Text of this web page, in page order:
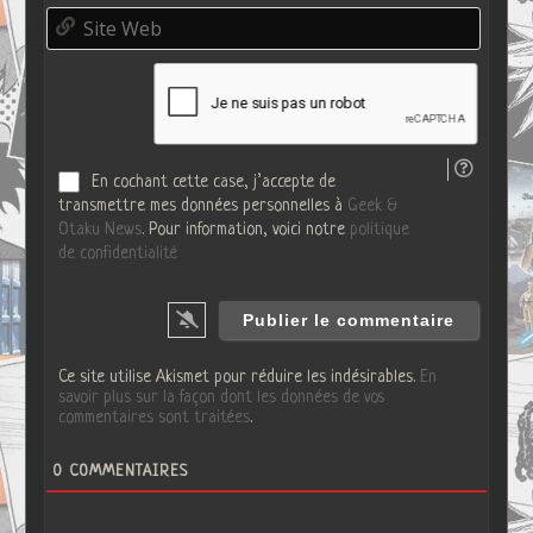
o
i
S
t
En cochant cette case, j’accepte de
transmettre mes données personnelles à Geek &
Otaku News. Pour information, voici notre politique
de confidentialité
Ce site utilise Akismet pour réduire les indésirables. En
savoir plus sur la façon dont les données de vos
commentaires sont traitées.
0 COMMENTAIRES